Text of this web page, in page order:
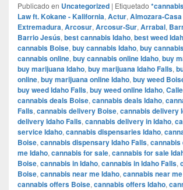
Publicado en Uncategorized | Etiquetado
Law ft. Kokane - Kalifornia, Actur, Almozara-
Extremadura, Arcosur, Arcosur-Sur, Arrabal,
Barrio Jesús, best cannabis Idaho, best weed
cannabis Boise, buy cannabis Idaho, buy
cannabis online, buy cannabis online Idaho, buy
buy marijuana Idaho, buy marijuana Idaho Falls,
online, buy marijuana online Idaho, buy weed
buy weed Idaho Falls, buy weed online Idaho,
cannabis deals Boise, cannabis deals Idaho,
Falls, cannabis delivery Boise, cannabis delivery
delivery Idaho Falls, cannabis delivery in Idaho,
service Idaho, cannabis dispensaries Idaho,
Boise, cannabis dispensary Idaho Falls, cannabis
me Idaho, cannabis for sale, cannabis for sale
Boise, cannabis in Idaho, cannabis in Idaho Falls,
Boise, cannabis near me Idaho, cannabis near
cannabis offers Boise, cannabis offers Idaho,